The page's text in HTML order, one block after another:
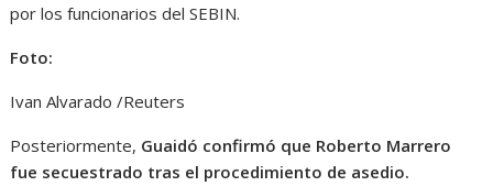
por los funcionarios del SEBIN.
Foto:
Ivan Alvarado /Reuters
Posteriormente, Guaidó confirmó que Roberto Marrero
fue secuestrado tras el procedimiento de asedio.